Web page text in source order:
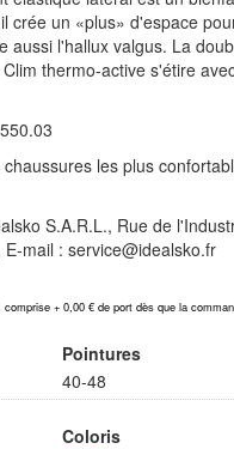
crée un «plus» d'espace
aussi l'hallux valgus. La
thermo-active s'étire
les plus
S.A.R.L., Rue de
mail : service@idealsko.fr
comprise + 0,00 € de port dès que la
Pointures
40-48
Coloris